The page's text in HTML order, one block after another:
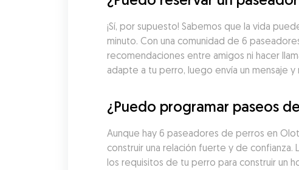
¡Sí, por supuesto! Sabemos que la vida
minuto. Con una comunidad de 6
recomendaciones entre amigos ni hacer
adapte a tu perro, luego envía un mensaje
¿Puedo programar paseos
Aunque hay 6 paseadores de perros en
construir una relación fuerte y de
los requisitos de tu perro para construir un